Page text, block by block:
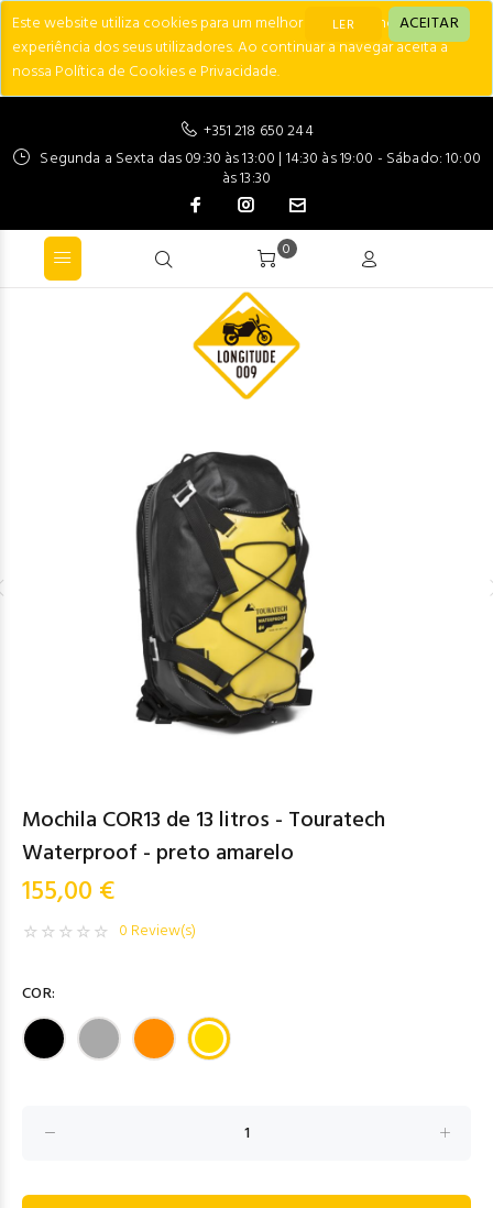
Este website utiliza cookies para um melhor desempenho e
experiência dos seus utilizadores. Ao continuar a navegar aceita a
nossa Política de Cookies e Privacidade.
LER ACEITAR
+351 218 650 244
Segunda a Sexta das 09:30 às 13:00 | 14:30 às 19:00 - Sábado: 10:00
às 13:30
0
Mochila COR13 de 13 litros - Touratech
Waterproof - preto amarelo
155,00 €
0 Review(s)
COR: